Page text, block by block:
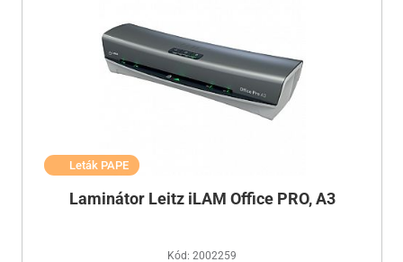
Leták PAPE
Laminátor Leitz iLAM Office PRO, A3
Kód: 2002259